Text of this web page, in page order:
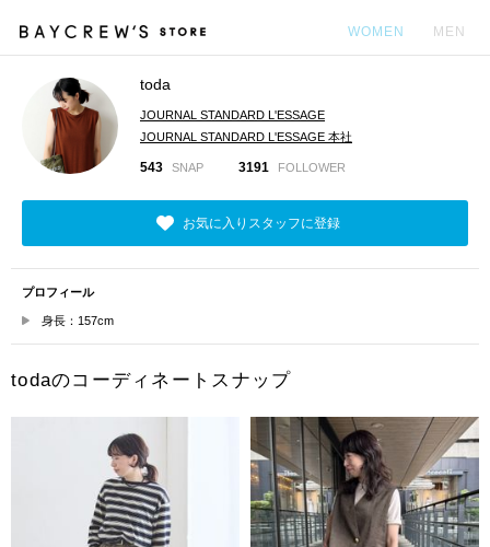
WOMEN MEN
toda
JOURNAL STANDARD L'ESSAGE
JOURNAL STANDARD L'ESSAGE 本社
543 SNAP 3191 FOLLOWER
お気に入りスタッフに登録
プロフィール
身長：157cm
todaのコーディネートスナップ